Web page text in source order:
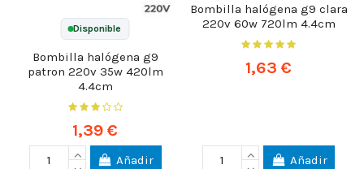
Disponible
Bombilla halógena g9
patron 220v 35w 420lm
4.4cm
1,39 €
Añadir
Bombilla halógena g9 clara
220v 60w 720lm 4.4cm
1,63 €
Añadir